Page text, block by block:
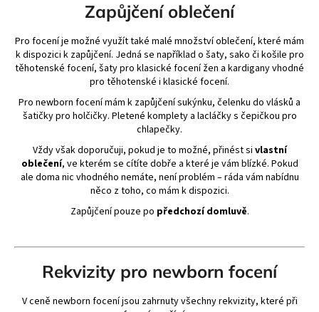
Zapůjčení oblečení
Pro focení je možné využít také malé množství oblečení, které mám
k dispozici k zapůjčení. Jedná se například o šaty, sako či košile pro
těhotenské focení, šaty pro klasické focení žen a kardigany vhodné
pro těhotenské i klasické focení.
Pro newborn focení mám k zapůjčení sukýnku, čelenku do vlásků a
šatičky pro holčičky. Pletené komplety a lacláčky s čepičkou pro
chlapečky.
Vždy však doporučuji, pokud je to možné, přinést si vlastní
oblečení, ve kterém se cítíte dobře a které je vám blízké. Pokud
ale doma nic vhodného nemáte, není problém – ráda vám nabídnu
něco z toho, co mám k dispozici.
Zapůjčení pouze po předchozí domluvě.
Rekvizity pro newborn focení
V ceně newborn focení jsou zahrnuty všechny rekvizity, které při